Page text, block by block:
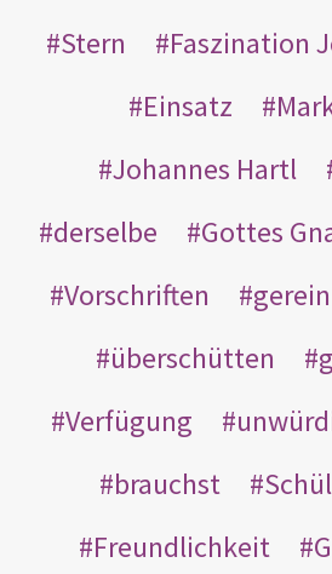
Stern
Faszination
Einsatz
Johannes Hartl
derselbe
Gottes
Vorschriften
überschütten
Verfügung
brauchst
Freundlichkeit